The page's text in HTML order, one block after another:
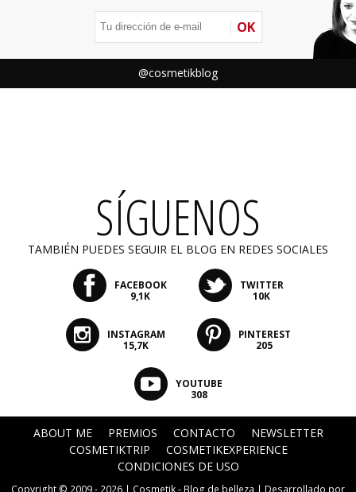
OK
@cosmetikblog
SÍGUENOS
TAMBIÉN PUEDES SEGUIR EL BLOG EN REDES SOCIALES
FACEBOOK
9,1K
TWITTER
10K
INSTAGRAM
15,7K
PINTEREST
205
YOUTUBE
308
ABOUT ME PREMIOS CONTACTO
NEWSLETTER
COSMETIKTRIP
COSMETIKEXPERIENCE
CONDICIONES DE USO
Copyright © 2009 - 2026 | Cosmetik - Blog de belleza | Desarrollado por